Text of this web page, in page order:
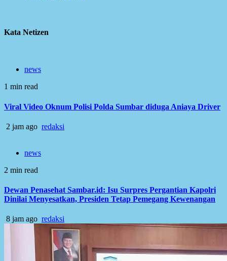
Kata Netizen
news
1 min read
Viral Video Oknum Polisi Polda Sumbar diduga Aniaya Driver
2 jam ago redaksi
news
2 min read
Dewan Penasehat Sambar.id: Isu Surpres Pergantian Kapolri
Dinilai Menyesatkan, Presiden Tetap Pemegang Kewenangan
8 jam ago redaksi